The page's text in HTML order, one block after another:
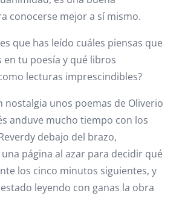
conocerse mejor a sí mismo.
que has leído cuáles piensas que
tu poesía y qué libros
lecturas imprescindibles?
nostalgia unos poemas de Oliverio
anduve mucho tiempo con los
debajo del brazo,
página al azar para decidir qué
los cinco minutos siguientes, y
leyendo con ganas la obra